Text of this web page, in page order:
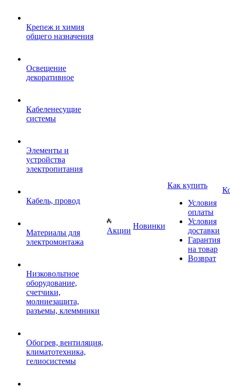
Крепеж и химия
общего назначения
Освещение
декоративное
Кабеленесущие
системы
Элементы и
устройства
электропитания
Кабель, провод
Материалы для
электромонтажа
Низковольтное
оборудование,
счетчики,
молниезащита,
разъемы, клеммники
Обогрев, вентиляция,
климатотехника,
гелиосистемы
Акции
Новинки
Как купить
Условия
оплаты
Условия
доставки
Гарантия
на товар
Возврат